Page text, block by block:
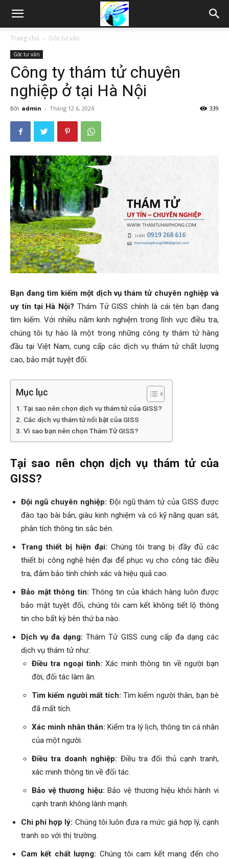
Thám
Phòng,
Tham
Hai
Phong,
thám
phòng,
tham
giss
Trang chủ Góc tư vấn
Góc tư vấn
Công ty thám tử chuyên
nghiệp ở tại Hà Nội
Bởi admin - Tháng 12 6, 2024 339
Bạn đang tìm kiếm một dịch vụ thám tử chuyên nghiệp và
uy tín tại Hà Nội? Thám Tử GISS chính là cái tên bạn đang
tìm kiếm. Với nhiều năm kinh nghiệm trong lĩnh vực điều tra,
chúng tôi tự hào là một trong những công ty thám tử hàng
đầu tại Việt Nam, cung cấp các dịch vụ thám tử chất lượng
cao, bảo mật tuyệt đối.
Mục lục
Tại sao nên chọn dịch vụ thám tử của GISS?
Các dịch vụ thám tử nổi bật của GISS
Vì sao bạn nên chọn Thám Tử GISS?
Tại sao nên chọn dịch vụ thám tử của
GISS?
Đội ngũ chuyên nghiệp: Đội ngũ thám tử của GISS được
đào tạo bài bản, giàu kinh nghiệm và có kỹ năng quan sát,
phân tích thông tin sắc bén.
Trang thiết bị hiện đại: Chúng tôi trang bị đầy đủ các
thiết bị công nghệ hiện đại để phục vụ cho công tác điều
tra, đảm bảo tính chính xác và hiệu quả cao.
Bảo mật thông tin: Thông tin của khách hàng luôn được
bảo mật tuyệt đối, chúng tôi cam kết không tiết lộ thông
tin cho bất kỳ bên thứ ba nào.
Dịch vụ đa dạng: Thám Tử GISS cung cấp đa dạng các
dịch vụ thám tử như:
Điều tra ngoại tình: Xác minh thông tin về người bạn
đời, đối tác làm ăn.
Tìm kiếm người mất tích: Tìm kiếm người thân, bạn bè
đã mất tích.
Xác minh nhân thân: Kiểm tra lý lịch, thông tin cá nhân
của một người.
Điều tra doanh nghiệp: Điều tra đối thủ cạnh tranh,
xác minh thông tin về đối tác.
Bảo vệ thương hiệu: Bảo vệ thương hiệu khỏi hành vi
cạnh tranh không lành mạnh.
Chi phí hợp lý: Chúng tôi luôn đưa ra mức giá hợp lý, cạnh
tranh so với thị trường.
Cam kết chất lượng: Chúng tôi cam kết mang đến cho